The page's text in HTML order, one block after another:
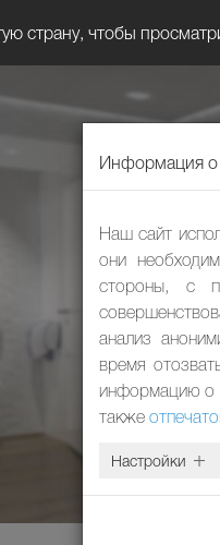
страну, чтобы
Информация
Наш сайт
они
стороны, с
анализ
время
информацию о
также
Настройки